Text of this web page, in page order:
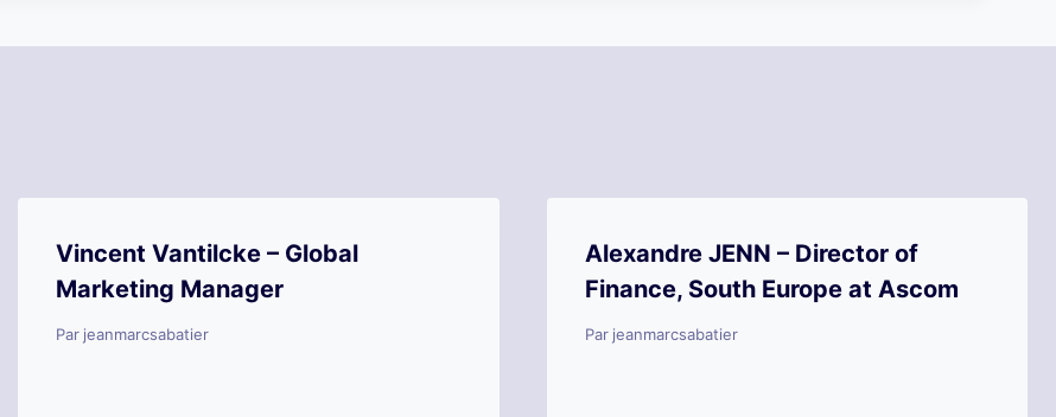
Vincent Vantilcke – Global
Marketing Manager
Par jeanmarcsabatier
Alexandre JENN – Director of
Finance, South Europe at Ascom
Par jeanmarcsabatier